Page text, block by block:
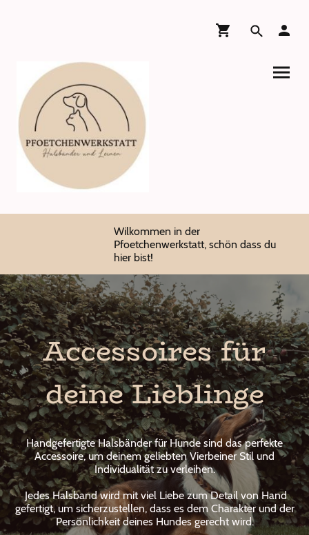
Wilkommen in der
Pfoetchenwerkstatt, schön dass du
hier bist!
Accessoires für
deine Lieblinge
Handgefertigte Halsbänder für Hunde sind das perfekte
Accessoire, um deinem geliebten Vierbeiner Stil und
Individualität zu verleihen.
Jedes Halsband wird mit viel Liebe zum Detail von Hand
gefertigt, um sicherzustellen, dass es dem Charakter und der
Persönlichkeit deines Hundes gerecht wird.